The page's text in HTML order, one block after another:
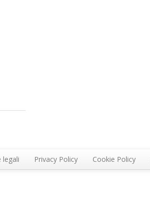
legali Privacy Policy Cookie Policy